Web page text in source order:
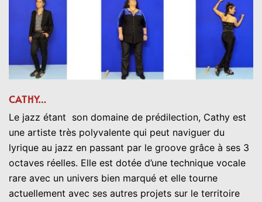
CATHY…
Le jazz étant son domaine de prédilection, Cathy est
une artiste très polyvalente qui peut naviguer du
lyrique au jazz en passant par le groove grâce à ses 3
octaves réelles. Elle est dotée d’une technique vocale
rare avec un univers bien marqué et elle tourne
actuellement avec ses autres projets sur le territoire